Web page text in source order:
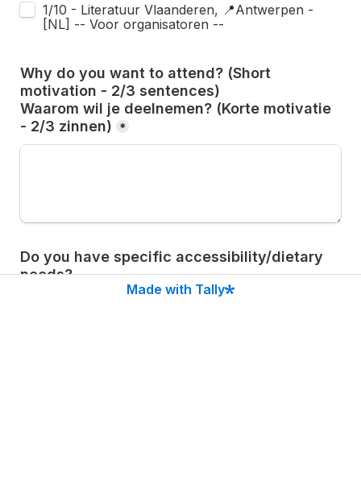
1/10 - Literatuur Vlaanderen, 📍Antwerpen -
Why do you want to attend? (Short
motivation - 2/3 sentences)
Waarom wil je deelnemen? (Korte motivatie
- 2/3 zinnen)
*
Do you have specific accessibility/dietary
needs?
Heb je specifieke noden i.v.m.
Made with Tally